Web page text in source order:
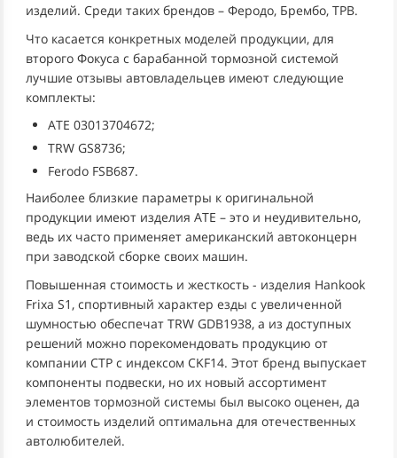
изделий. Среди таких брендов – Феродо, Брембо, ТРВ.
Что касается конкретных моделей продукции, для
второго Фокуса с барабанной тормозной системой
лучшие отзывы автовладельцев имеют следующие
комплекты:
АТЕ 03013704672;
TRW GS8736;
Ferodo FSB687.
Наиболее близкие параметры к оригинальной
продукции имеют изделия АТЕ – это и неудивительно,
ведь их часто применяет американский автоконцерн
при заводской сборке своих машин.
Повышенная стоимость и жесткость - изделия Hankook
Frixa S1, спортивный характер езды с увеличенной
шумностью обеспечат TRW GDB1938, а из доступных
решений можно порекомендовать продукцию от
компании СТР с индексом CKF14. Этот бренд выпускает
компоненты подвески, но их новый ассортимент
элементов тормозной системы был высоко оценен, да
и стоимость изделий оптимальна для отечественных
автолюбителей.